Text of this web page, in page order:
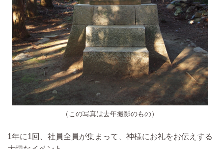
（この写真は去年撮影のもの）
1年に1回、社員全員が集まって、神様にお礼をお伝えする